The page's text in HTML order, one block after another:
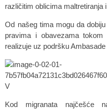
različitim oblicima maltretiranja
Od našeg tima mogu da
pravima i obavezama
realizuje uz podršku
Kod migranata najčešće